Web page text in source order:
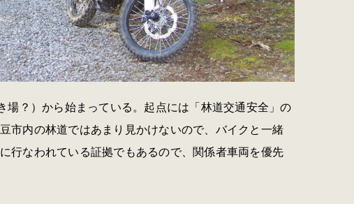
？）から始まっている。起点には「林道交通安全」の
市内の林道ではあまり見かけないので、バイクと一緒
行なわれている証拠でもあるので、関係者車両を優先